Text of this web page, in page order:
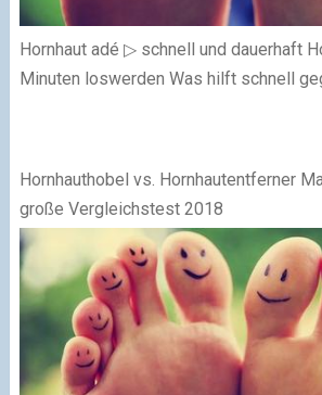
Hornhaut adé ▷ schnell und dauerhaft
Minuten loswerden Was hilft schnell
Hornhauthobel vs. Hornhautentferner
große Vergleichstest 2018